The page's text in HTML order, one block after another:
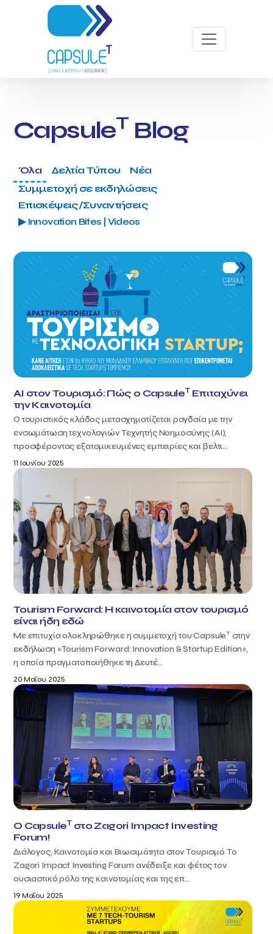
CapsuleT Blog
Όλα Δελτία Τύπου
Νέα
Συμμετοχή σε εκδηλώσεις
Επισκέψεις/Συναντήσεις
▶ Innovation Bites | Videos
AI στον Τουρισμό: Πώς ο CapsuleTΕπιταχύνει
την Καινοτομία
Ο τουριστικός κλάδος μετασχηματίζεται ραγδαία με την
ενσωμάτωση τεχνολογιών Τεχνητής Νοημοσύνης (AI),
προσφέροντας εξατομικευμένες εμπειρίες και βελτι...
11 Ιουνίου 2025
Tourism Forward: Η καινοτομία στον τουρισμό
είναι ήδη εδώ
Με επιτυχία ολοκληρώθηκε η συμμετοχή του CapsuleT στην
εκδήλωση «Tourism Forward: Innovation & Startup Edition»,
η οποία πραγματοποιήθηκε τη Δευτέ...
20 Μαΐου 2025
Ο CapsuleTστο Zagori Impact Investing
Forum!
Διάλογος, Καινοτομία και Βιωσιμότητα στον Τουρισμό Το
Zagori Impact Investing Forum ανέδειξε και φέτος τον
ουσιαστικό ρόλο της καινοτομίας και της επ...
19 Μαΐου 2025